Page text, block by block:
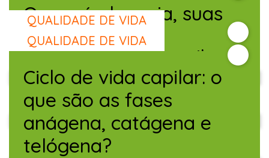
Leia Também
15
JUN
O que é alopecia, suas
causas, tipos e
tratamento?
12
JUN
QUALIDADE DE VIDA
Eflúvio telógeno: saiba
tudo sobre a queda
excessiva de cabelo
QUALIDADE DE VIDA
Ciclo de vida capilar: o
que são as fases
anágena, catágena e
telógena?